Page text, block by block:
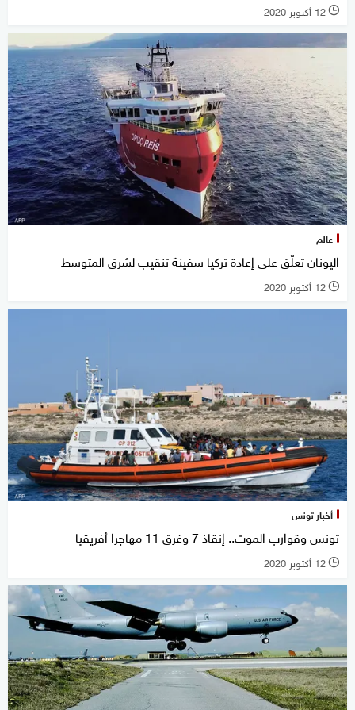
l 12 أكتوبر 2020
عالم
اليونان تعلّق على إعادة تركيا سفينة تنقيب لشرق المتوسط
l 12 أكتوبر 2020
أخبار تونس
تونس وقوارب الموت.. إنقاذ 7 وغرق 11 مهاجرا أفريقيا
l 12 أكتوبر 2020